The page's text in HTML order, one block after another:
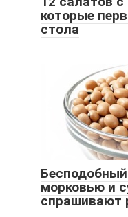
которые
стола
морковью и
спрашивают